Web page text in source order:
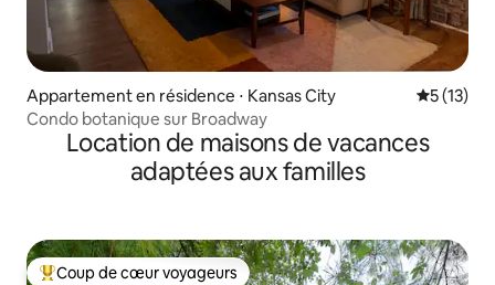
Appartement en résidence ⋅ Kansas City
5 (13)
Condo botanique sur Broadway
Location de maisons de vacances
adaptées aux familles
Coup de cœur voyageurs